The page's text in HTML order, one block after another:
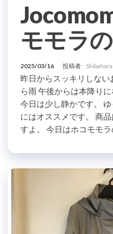
モモラ
2025/03/16 投稿者: Shibahara
昨日からスッキリしな
ら雨 午後からは本降り
今日は少し静かです。
にはオススメです。 商
すよ。 今日はホコモモラ